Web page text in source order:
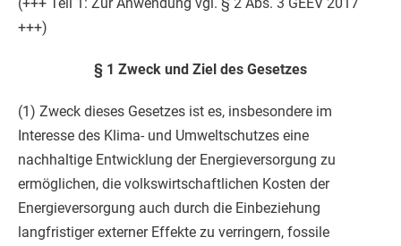
+++)
§ 1 Zweck und Ziel des Gesetzes
(1) Zweck dieses Gesetzes ist es, insbesondere im
Interesse des Klima- und Umweltschutzes eine
nachhaltige Entwicklung der Energieversorgung zu
ermöglichen, die volkswirtschaftlichen Kosten der
Energieversorgung auch durch die Einbeziehung
langfristiger externer Effekte zu verringern, fossile